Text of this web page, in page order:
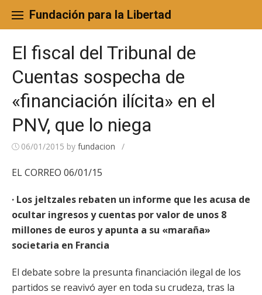
content
Fundación para la Libertad
El fiscal del Tribunal de
Cuentas sospecha de
«financiación ilícita» en el
PNV, que lo niega
06/01/2015 by fundacion /
EL CORREO 06/01/15
· Los jeltzales rebaten un informe que les acusa de
ocultar ingresos y cuentas por valor de unos 8
millones de euros y apunta a su «maraña»
societaria en Francia
El debate sobre la presunta financiación ilegal de los
partidos se reavivó ayer en toda su crudeza, tras la